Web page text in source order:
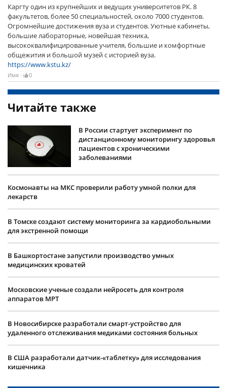
Каргту один из крупнейших и ведущих университетов РК. 8
факультетов, более 50 специальностей, около 7000 студентов.
Огромнейшие достижения вуза и студентов. Уютные кабинеты,
большие лабораторные, новейшая техника,
высококвалифицированные учителя, большие и комфортные
общежития и большой музей с историей вуза.
https://www.kstu.kz/
Имя 0
Читайте также
В России стартует эксперимент по
дистанционному мониторингу здоровья
пациентов с хроническими
заболеваниями
Космонавты на МКС проверили работу умной полки для
лекарств
В Томске создают систему мониторинга за кардиобольными
для экстренной помощи
В Башкортостане запустили производство умных
медицинских кроватей
Московские ученые создали нейросеть для контроля
аппаратов МРТ
В Новосибирске разработали смарт-устройство для
удаленного отслеживания медиками состояния больных
В США разработали датчик-«таблетку» для исследования
кишечника